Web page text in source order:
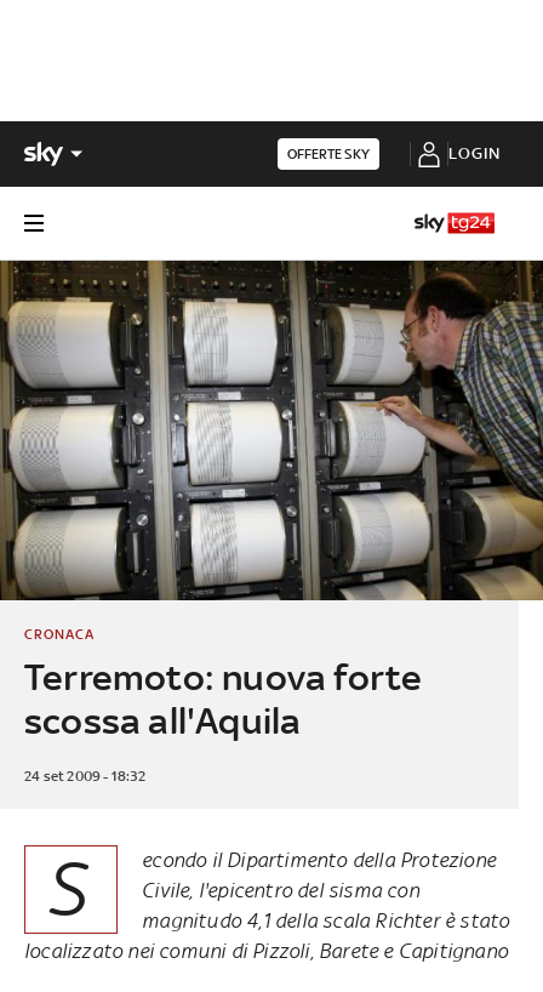
OFFERTE SKY LOGIN
Terremoto: nuova forte
scossa all'Aquila
CRONACA
24 set 2009 - 18:32
S
econdo il Dipartimento della Protezione
Civile, l'epicentro del sisma con
magnitudo 4,1 della scala Richter è stato
localizzato nei comuni di Pizzoli, Barete e Capitignano